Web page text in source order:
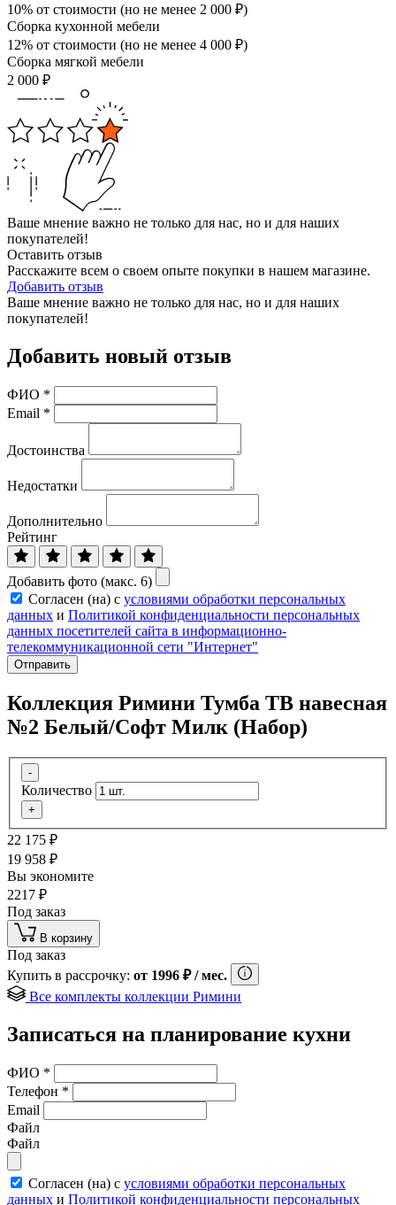
10% от стоимости (но не менее 2 000 ₽)
Сборка кухонной мебели
12% от стоимости (но не менее 4 000 ₽)
Сборка мягкой мебели
2 000 ₽
Ваше мнение важно не только для нас, но и для наших
покупателей!
Оставить отзыв
Расскажите всем о своем опыте покупки в нашем магазине.
Добавить отзыв
Ваше мнение важно не только для нас, но и для наших
покупателей!
Добавить новый отзыв
ФИО *
Email *
Достоинства
Недостатки
Дополнительно
Рейтинг
Добавить фото (макс. 6)
Согласен (на) с условиями обработки персональных
данных и Политикой конфиденциальности персональных
данных посетителей сайта в информационно-
телекоммуникационной сети "Интернет"
Отправить
Коллекция Римини Тумба ТВ навесная
№2 Белый/Софт Милк (Набор)
-
Количество
+
22 175 ₽
19 958 ₽
Вы экономите
2217 ₽
Под заказ
В корзину
Под заказ
Купить в рассрочку: от 1996 ₽/ мес.
Все комплекты коллекции Римини
Записаться на планирование кухни
ФИО *
Телефон *
Email
Файл
Файл
Согласен (на) с условиями обработки персональных
данных и Политикой конфиденциальности персональных